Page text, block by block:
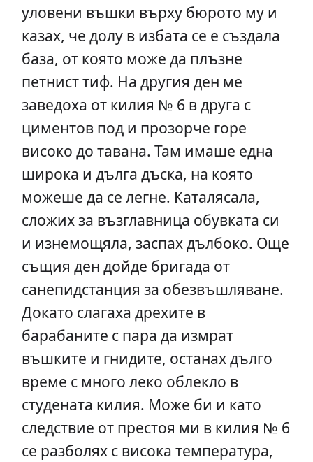
уловени въшки върху бюрото му и
казах, че долу в избата се е създала
база, от която може да плъзне
петнист тиф. На другия ден ме
заведоха от килия № 6 в друга с
циментов под и прозорче горе
високо до тавана. Там имаше една
широка и дълга дъска, на която
можеше да се легне. Каталясала,
сложих за възглавница обувката си
и изнемощяла, заспах дълбоко. Още
същия ден дойде бригада от
санепидстанция за обезвъшляване.
Докато слагаха дрехите в
барабаните с пара да измрат
въшките и гнидите, останах дълго
време с много леко облекло в
студената килия. Може би и като
следствие от престоя ми в килия № 6
се разболях с висока температура,